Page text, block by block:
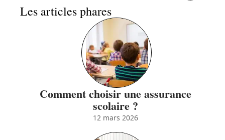
Les articles phares
Comment choisir une assurance
scolaire ?
12 mars 2026